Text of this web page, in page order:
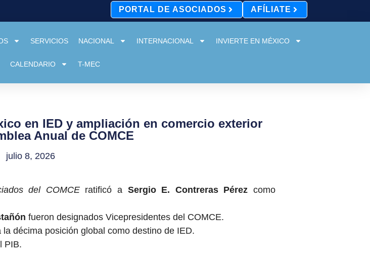
PORTAL DE ASOCIADOS AFÍLIATE
SERVICIOS NACIONAL INTERNACIONAL INVIERTE EN MÉXICO
CALENDARIO T-MEC
en IED y ampliación en comercio exterior
Anual de COMCE
julio 8, 2026
del COMCEratificó a Sergio E. Contreras Pérez como
fueron designados Vicepresidentes del COMCE.
décima posición global como destino de IED.
PIB.